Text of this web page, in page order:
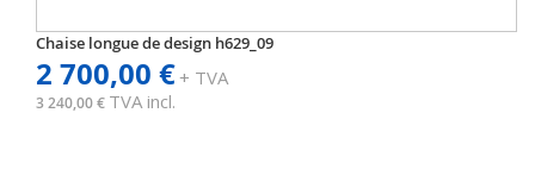
Chaise longue de design h629_09
2 700,00 €+ TVA
3 240,00 € TVA incl.